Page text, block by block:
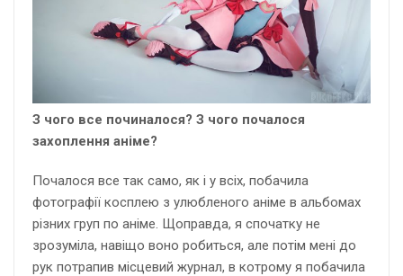
З чого все починалося? З чого почалося
захоплення аніме?
Почалося все так само, як і у всіх, побачила
фотографії косплею з улюбленого аніме в альбомах
різних груп по аніме. Щоправда, я спочатку не
зрозуміла, навіщо воно робиться, але потім мені до
рук потрапив місцевий журнал, в котрому я побачила